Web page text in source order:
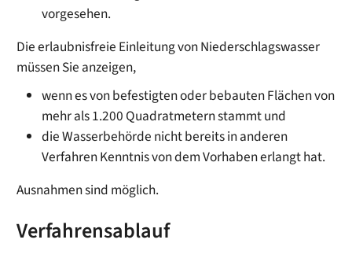
vorgesehen.
Die erlaubnisfreie Einleitung von Niederschlagswasser
müssen Sie anzeigen,
wenn es von befestigten oder bebauten Flächen von
mehr als 1.200 Quadratmetern stammt und
die Wasserbehörde nicht bereits in anderen
Verfahren Kenntnis von dem Vorhaben erlangt hat.
Ausnahmen sind möglich.
Verfahrensablauf